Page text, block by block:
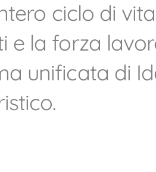
ciclo di
e la forza
unificata di